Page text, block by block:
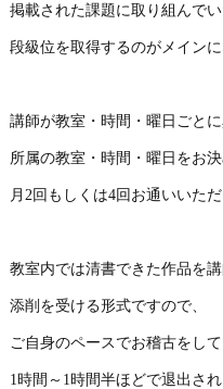
掲載された課題に取り組んでい
段級位を取得するのがメインに
講師が教室・時間・曜日ごとに
所属の教室・時間・曜日をお決
月2回もしくは4回お通いいただ
教室内では清書できた作品を講
添削を受ける形式ですので、
ご自身のペースでお稽古をして
1時間～1時間半ほどで退出さ